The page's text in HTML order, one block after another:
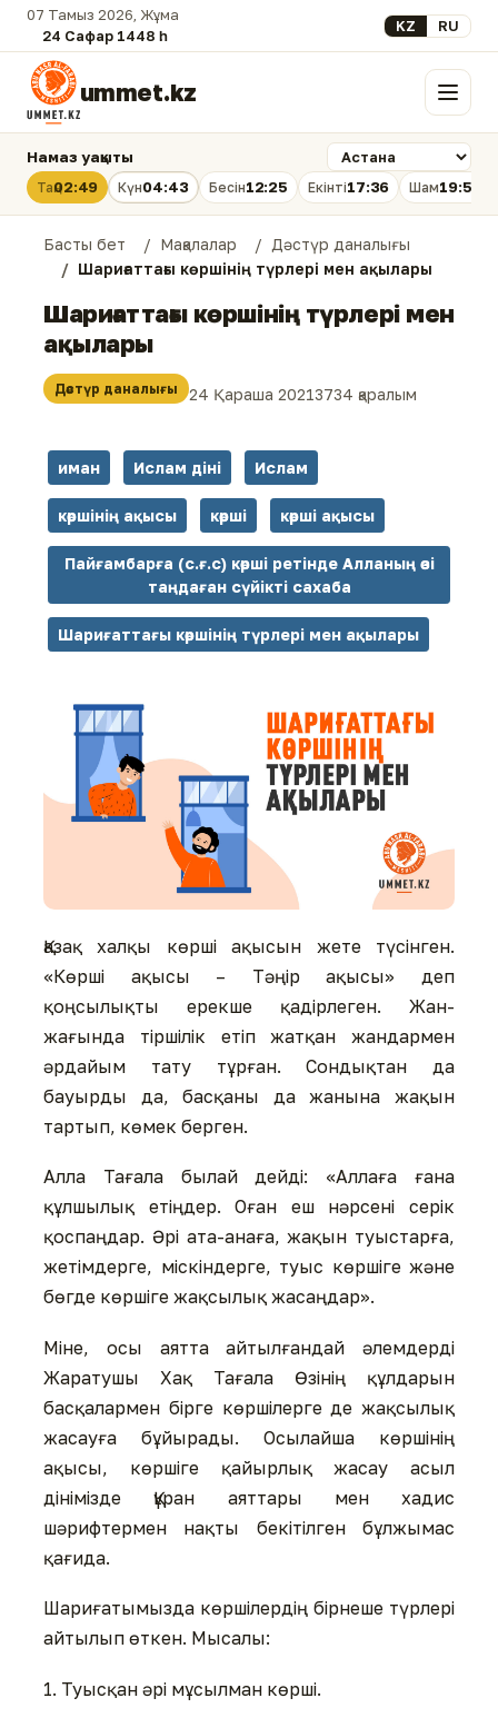
07 Тамыз 2026, Жұма
24 Сафар 1448 һ.
Select your
KZ RU
ummet.kz Мәзір
Намаз уақыты
Таң02:49 Күн04:43 Бесін12:25 Екінті17:36 Шам19:56
Басты бет Мақалалар
Дәстүр даналығы
Шариғаттағы көршінің түрлері мен ақылары
Шариғаттағы көршінің түрлері мен
ақылары
Дәстүр даналығы 24 Қараша 20213734 қаралым
иман Ислам діні Ислам
көршінің ақысы көрші көрші ақысы
Пайғамбарға (с.ғ.с) көрші ретінде Алланың өзі
таңдаған сүйікті сахаба
Шариғаттағы көршінің түрлері мен ақылары
Қазақ халқы көрші ақысын жете түсінген.
«Көрші ақысы – Тәңір ақысы» деп
қоңсылықты ерекше қадірлеген. Жан-
жағында тіршілік етіп жатқан жандармен
әрдайым тату тұрған. Сондықтан да
бауырды да, басқаны да жанына жақын
тартып, көмек берген.
Алла Тағала былай дейді: «Аллаға ғана
құлшылық етіңдер. Оған еш нәрсені серік
қоспаңдар. Әрі ата-анаға, жақын туыстарға,
жетімдерге, міскіндерге, туыс көршіге және
бөгде көршіге жақсылық жасаңдар».
Міне, осы аятта айтылғандай әлемдерді
Жаратушы Хақ Тағала Өзінің құлдарын
басқалармен бірге көршілерге де жақсылық
жасауға бұйырады. Осылайша көршінің
ақысы, көршіге қайырлық жасау асыл
дінімізде Құран аяттары мен хадис
шәрифтермен нақты бекітілген бұлжымас
қағида.
Шариғатымызда көршілердің бірнеше түрлері
айтылып өткен. Мысалы:
1. Туысқан әрі мұсылман көрші.